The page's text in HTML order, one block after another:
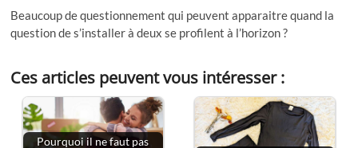
Beaucoup de questionnement qui peuvent apparaitre quand la
question de s’installer à deux se profilent à l’horizon ?
Ces articles peuvent vous intéresser :
Pourquoi il ne faut pas